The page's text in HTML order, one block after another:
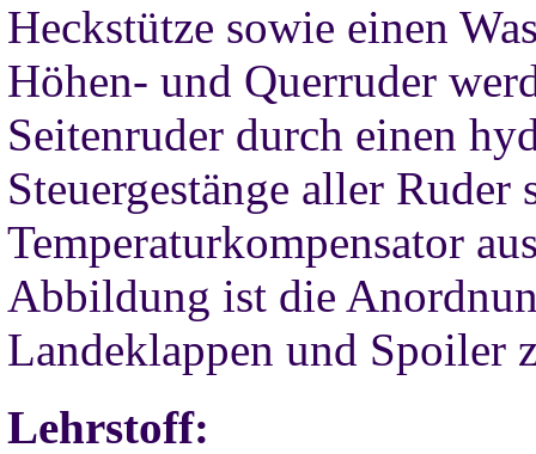
Heckstütze sowie einen
Höhen- und Querruder
Seitenruder durch einen
Steuergestänge aller
Temperaturkompensator
Abbildung ist die
Landeklappen und Spoiler
Lehrstoff: